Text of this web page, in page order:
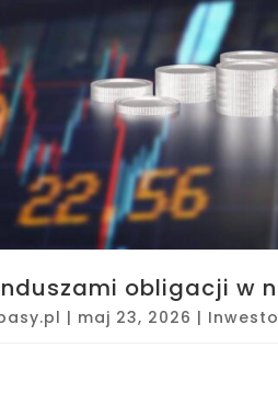
obligacji w
| maj 23, 2026 |